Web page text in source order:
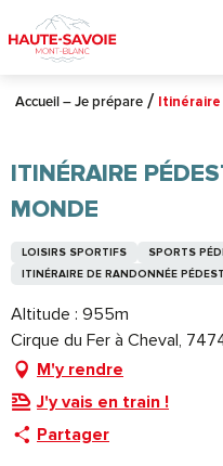
au
contenu
principal
Accueil – Je prépare
ITINÉRAIRE
MONDE
LOISIRS SPORTIFS
SPORTS
ITINÉRAIRE DE RANDONNÉE
Altitude : 955m
Cirque du Fer à Cheval,
M'y rendre
J'y vais en train !
Partager